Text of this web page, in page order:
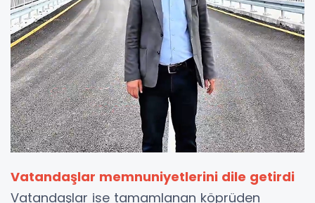
Vatandaşlar memnuniyetlerini dile getirdi
Vatandaşlar ise tamamlanan köprüden